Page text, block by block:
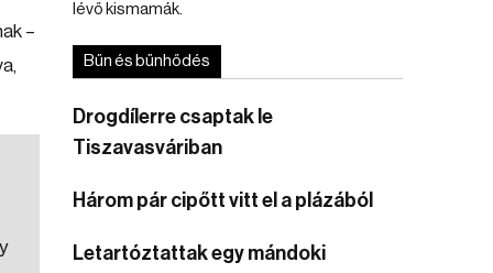
–
lévő kismamák.
Bűn és bűnhődés
Drogdílerre csaptak le
Tiszavasváriban
Három pár cipőtt vitt el a plázából
Letartóztattak egy mándoki